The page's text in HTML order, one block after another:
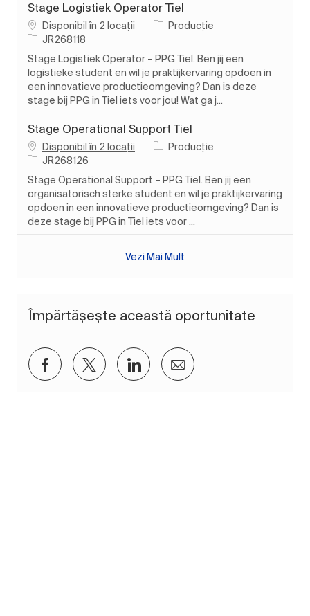
Stage Logistiek Operator Tiel
Disponibil în 2 locații Categorie
Producție
Job IdJR268118
Stage Logistiek Operator – PPG Tiel. Ben jij een
logistieke student en wil je praktijkervaring opdoen in
een innovatieve productieomgeving? Dan is deze
stage bij PPG in Tiel iets voor jou! Wat ga j...
Stage Operational Support Tiel
Disponibil în 2 locații Categorie
Producție
Job IdJR268126
Stage Operational Support – PPG Tiel. Ben jij een
organisatorisch sterke student en wil je praktijkervaring
opdoen in een innovatieve productieomgeving? Dan is
deze stage bij PPG in Tiel iets voor ...
Vezi Mai Mult
Împărtășește această oportunitate
Distribuiți prin Facebook
Distribuiți prin twitter
Distribuiți prin LinkedIn
Distribuiți prin e-